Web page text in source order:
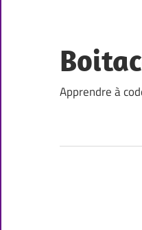
content
Apprendre à